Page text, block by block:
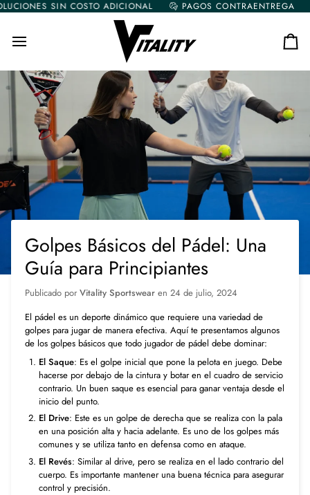
Ir
contenido
SIN COSTO ADICIONAL PAGOS CONTRAENTREGA
Golpes Básicos del Pádel: Una
Guía para Principiantes
Publicado porVitality Sportswear en 24 de julio, 2024
El pádel es un deporte dinámico que requiere una variedad de
golpes para jugar de manera efectiva. Aquí te presentamos algunos
de los golpes básicos que todo jugador de pádel debe dominar:
El Saque: Es el golpe inicial que pone la pelota en juego. Debe
hacerse por debajo de la cintura y botar en el cuadro de servicio
contrario. Un buen saque es esencial para ganar ventaja desde el
inicio del punto.
El Drive: Este es un golpe de derecha que se realiza con la pala
en una posición alta y hacia adelante. Es uno de los golpes más
comunes y se utiliza tanto en defensa como en ataque.
El Revés: Similar al drive, pero se realiza en el lado contrario del
cuerpo. Es importante mantener una buena técnica para asegurar
control y precisión.